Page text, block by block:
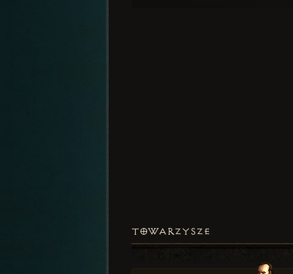
TOWARZYSZE